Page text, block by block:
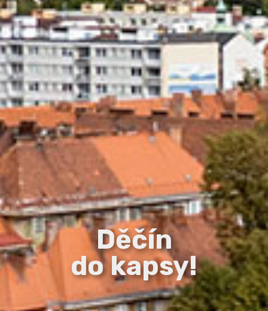
Děčín
do kapsy!